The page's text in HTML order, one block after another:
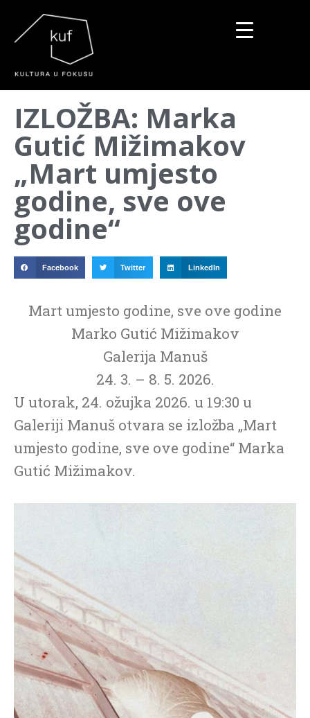
IZLOŽBA: Marka
Gutić Mižimakov
„Mart umjesto
godine, sve ove
godine“
Facebook Twitter LinkedIn
Mart umjesto godine, sve ove godine
Marko Gutić Mižimakov
Galerija Manuš
24. 3. – 8. 5. 2026.
U utorak, 24. ožujka 2026. u 19:30 u
Galeriji Manuš otvara se izložba „Mart
umjesto godine, sve ove godine“ Marka
Gutić Mižimakov.
▼
▼